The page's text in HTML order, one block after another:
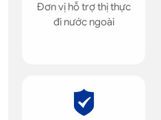
Đơn vị hỗ trợ thị thực
đi nước ngoài